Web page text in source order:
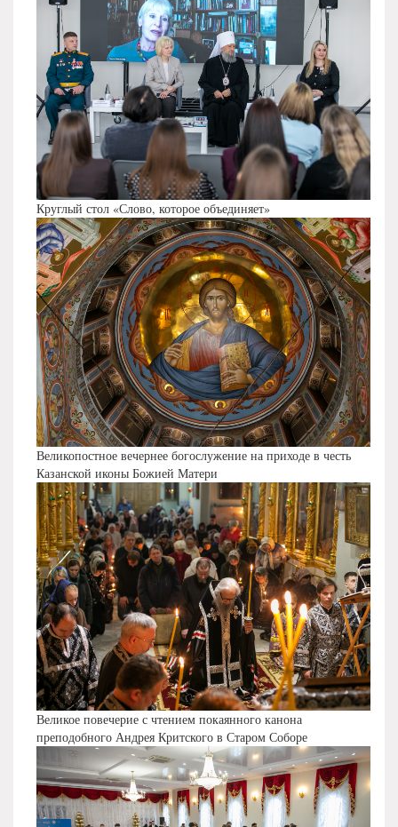
Круглый стол «Слово, которое объединяет»
Великопостное вечернее богослужение на приходе в честь
Казанской иконы Божией Матери
Великое повечерие с чтением покаянного канона
преподобного Андрея Критского в Старом Соборе